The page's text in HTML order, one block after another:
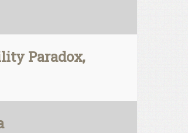
Paradox,